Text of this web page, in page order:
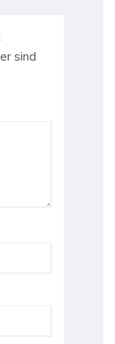
sind